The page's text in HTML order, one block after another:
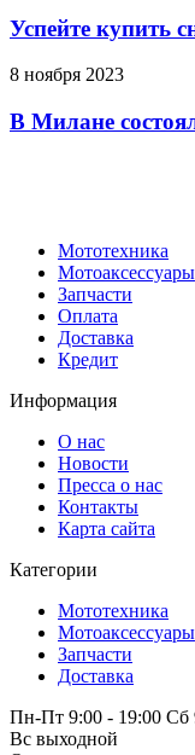
Успейте купить
8 ноября 2023
В Милане
Мототехника
Мотоаксессуары
Запчасти
Оплата
Доставка
Кредит
Информация
О нас
Новости
Пресса о нас
Контакты
Карта сайта
Категории
Мототехника
Мотоаксессуары
Запчасти
Доставка
Пн-Пт 9:00 - 19:00 Сб
Вс выходной